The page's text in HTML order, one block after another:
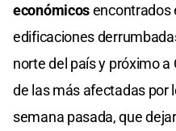
económicosencontrados
edificaciones
norte del país y próximo
de las más afectadas por
semana pasada, que